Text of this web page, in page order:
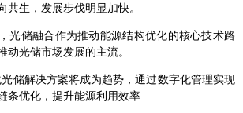
共生，发展步伐明显加快。
光储融合作为推动能源结构优化的核心技术路
动光储市场发展的主流。
储解决方案将成为趋势，通过数字化管理实现
条优化，提升能源利用效率